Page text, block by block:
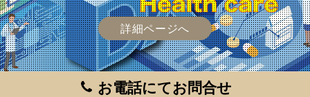
詳細ページへ
お電話にてお問合せ